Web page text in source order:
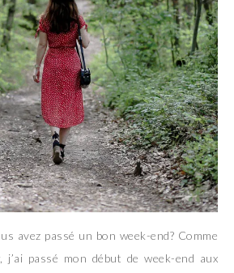
avez passé un bon week-end? Comme
passé mon début de week-end aux